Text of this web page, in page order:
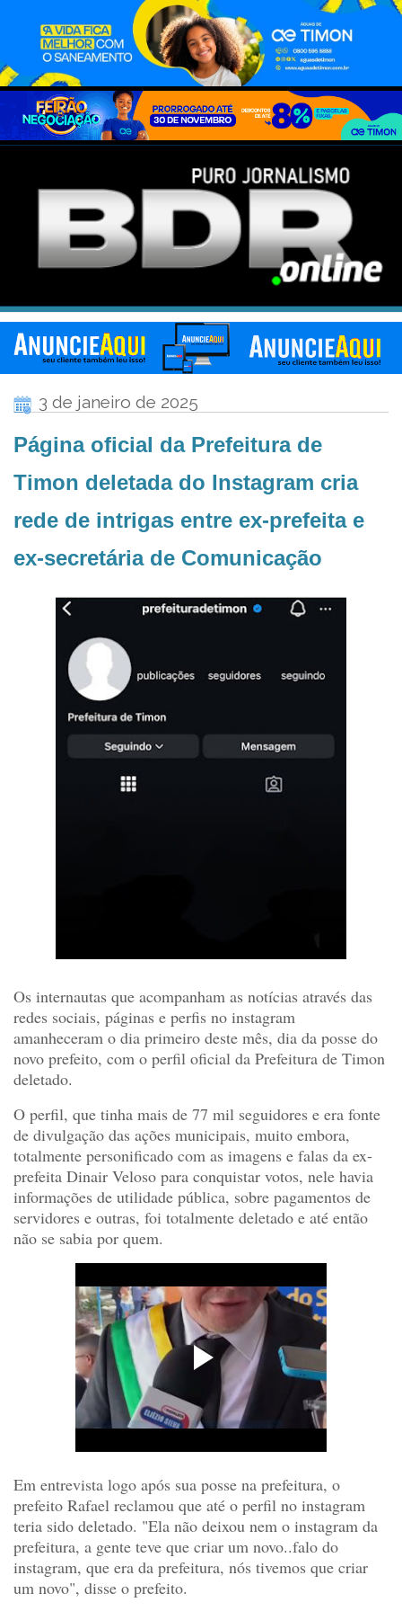
3 de janeiro de 2025
Página oficial da Prefeitura de
Timon deletada do Instagram cria
rede de intrigas entre ex-prefeita e
ex-secretária de Comunicação
Os internautas que acompanham as notícias através das
redes sociais, páginas e perfis no instagram
amanheceram o dia primeiro deste mês, dia da posse do
novo prefeito, com o perfil oficial da Prefeitura de Timon
deletado.
O perfil, que tinha mais de 77 mil seguidores e era fonte
de divulgação das ações municipais, muito embora,
totalmente personificado com as imagens e falas da ex-
prefeita Dinair Veloso para conquistar votos, nele havia
informações de utilidade pública, sobre pagamentos de
servidores e outras, foi totalmente deletado e até então
não se sabia por quem.
Em entrevista logo após sua posse na prefeitura, o
prefeito Rafael reclamou que até o perfil no instagram
teria sido deletado. "Ela não deixou nem o instagram da
prefeitura, a gente teve que criar um novo..falo do
instagram, que era da prefeitura, nós tivemos que criar
um novo", disse o prefeito.